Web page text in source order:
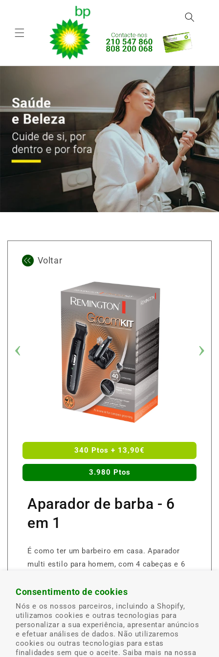
Consentimento de cookies
Nós e os nossos parceiros, incluindo a Shopify,
utilizamos cookies e outras tecnologias para
personalizar a sua experiência, apresentar anúncios
e efetuar análises de dados. Não utilizaremos
cookies ou outras tecnologias para estas
finalidades sem que o aceite. Saiba mais na nossa
Voltar
340 Ptos + 13,90€
3.980 Ptos
Aparador de barba - 6
em 1
É como ter um barbeiro em casa. Aparador
multi estilo para homem, com 4 cabeças e 6
revestidas a titânio. Utilização sem fios e
autonomia de 40 minutos. Limpeza fácil.
Até ao fim do stock.
Obtenha-o nos nossos postos